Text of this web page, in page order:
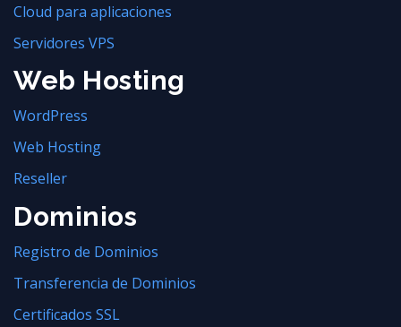
Cloud para aplicaciones
Servidores VPS
Web Hosting
WordPress
Web Hosting
Reseller
Dominios
Registro de Dominios
Transferencia de Dominios
Certificados SSL